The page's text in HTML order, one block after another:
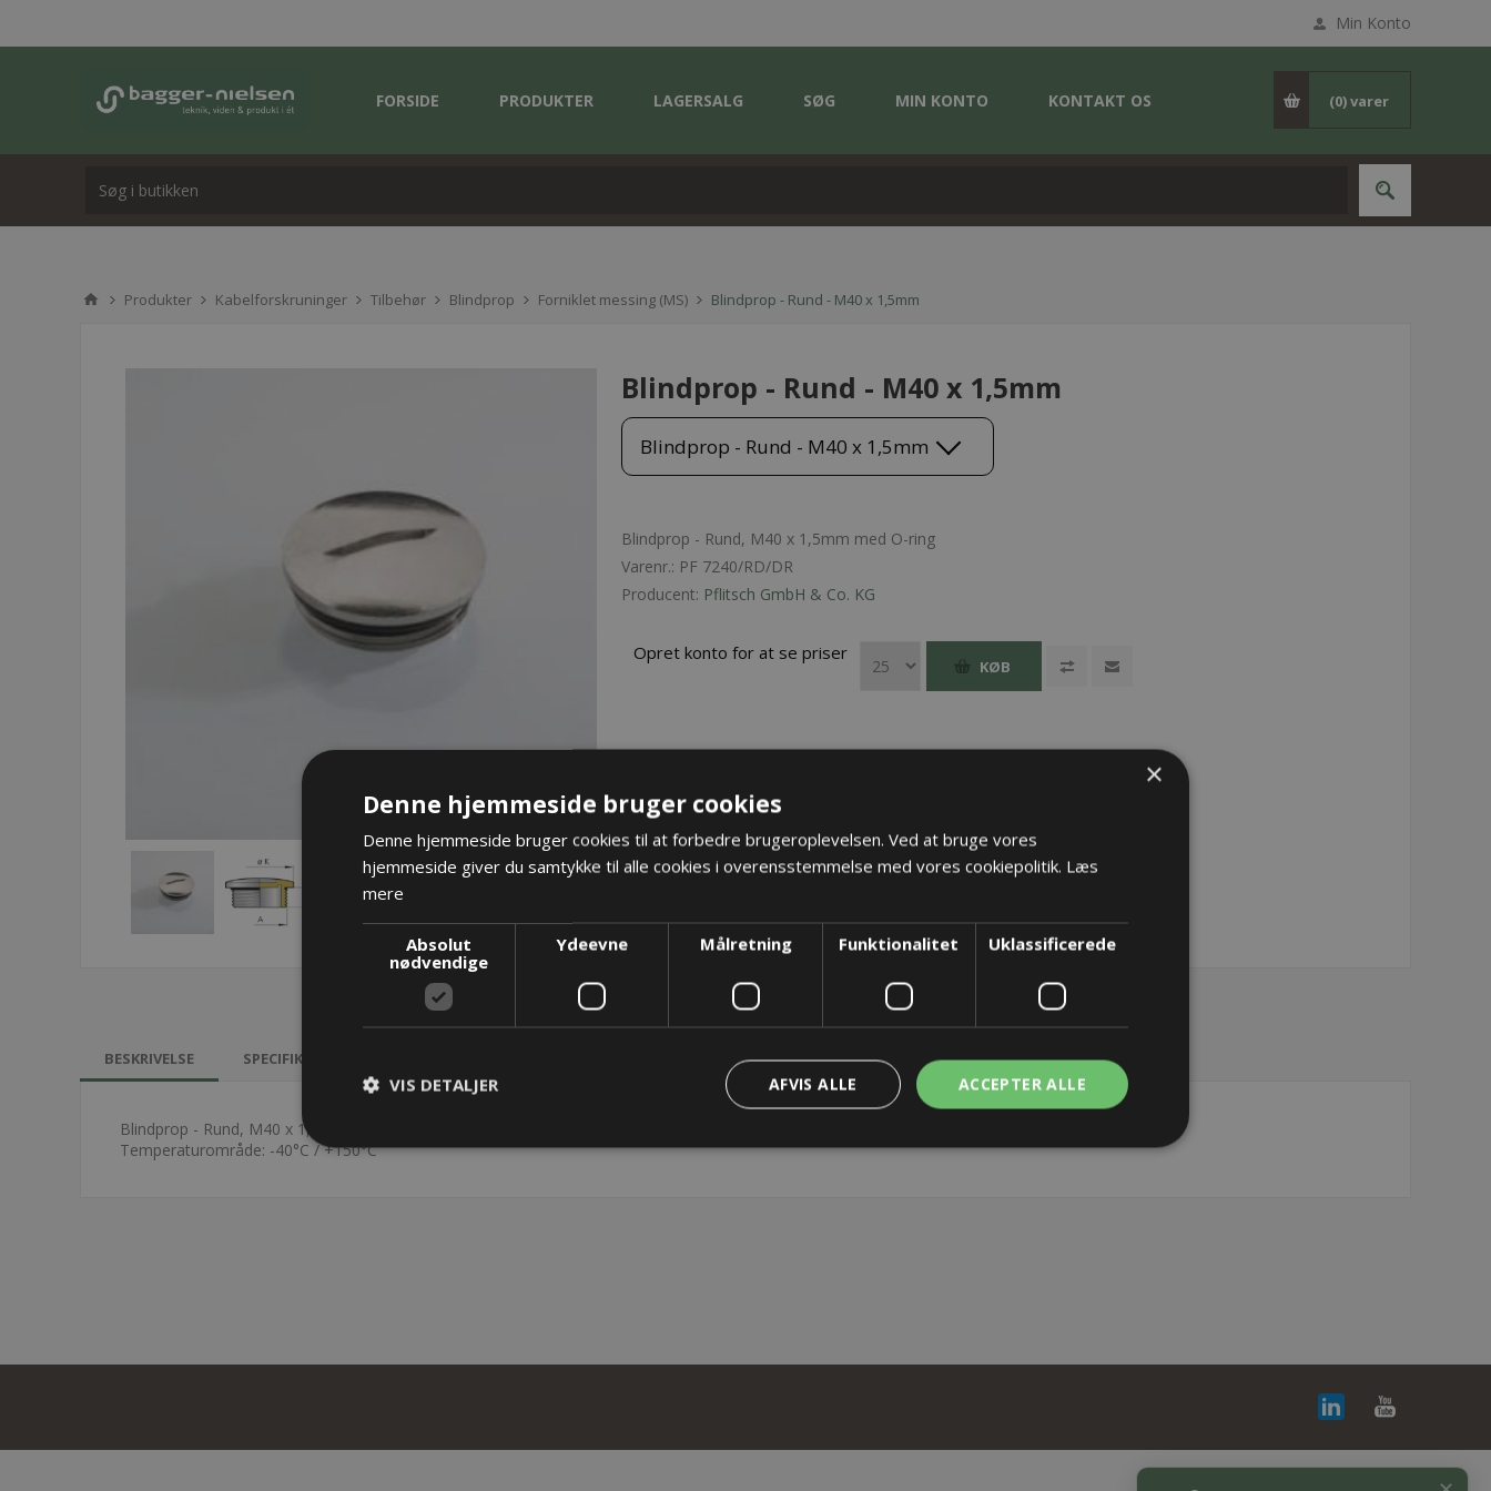
Min Konto
FORSIDE PRODUKTER LAGERSALG SØG MIN KONTO KONTAKT OS (0)varer
Produkter Kabelforskruninger Tilbehør Blindprop Forniklet messing (MS) Blindprop - Rund - M40 x 1,5mm
Blindprop - Rund - M40 x 1,5mm
Blindprop - Rund - M40 x 1,5mm
Blindprop - Rund, M40 x 1,5mm med O-ring
Varenr.: PF 7240/RD/DR
Producent: Pflitsch GmbH & Co. KG
Opret konto for at se priser
KØB
BESKRIVELSE SPECIFIKATIONER
Blindprop - Rund, M40 x 1,5mm med O-ring
Temperaturområde: -40°C / +150°C
×
Denne hjemmeside bruger cookies
Denne hjemmeside bruger cookies til at forbedre brugeroplevelsen. Ved at bruge vores
hjemmeside giver du samtykke til alle cookies i overensstemmelse med vores cookiepolitik. Læs
mere
Absolut
nødvendige
Ydeevne Målretning Funktionalitet Uklassificerede
ACCEPTER ALLE
AFVIS ALLE
VIS DETALJER